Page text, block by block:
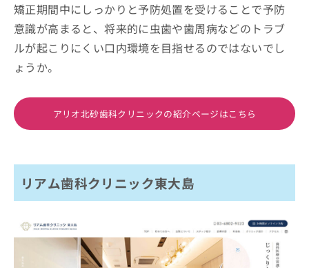
矯正期間中にしっかりと予防処置を受けることで予防
意識が高まると、将来的に虫歯や歯周病などのトラブ
ルが起こりにくい口内環境を目指せるのではないでし
ょうか。
アリオ北砂歯科クリニックの紹介ページはこちら
リアム歯科クリニック東大島